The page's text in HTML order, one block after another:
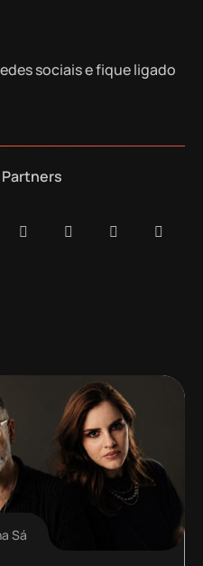
sociais e fique ligado
Sá